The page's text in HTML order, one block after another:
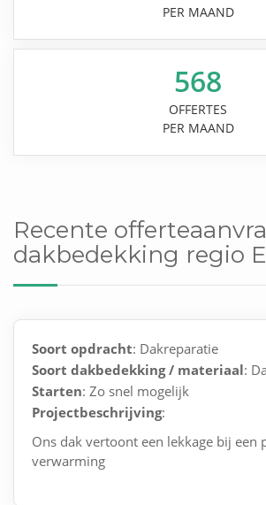
PER MAAND
568
OFFERTES
PER MAAND
Recente
dakbedekking regio
Soort opdracht: Dakreparatie
Soort dakbedekking / materiaal:
Starten: Zo snel mogelijk
Projectbeschrijving:
Ons dak vertoont een lekkage bij een
verwarming